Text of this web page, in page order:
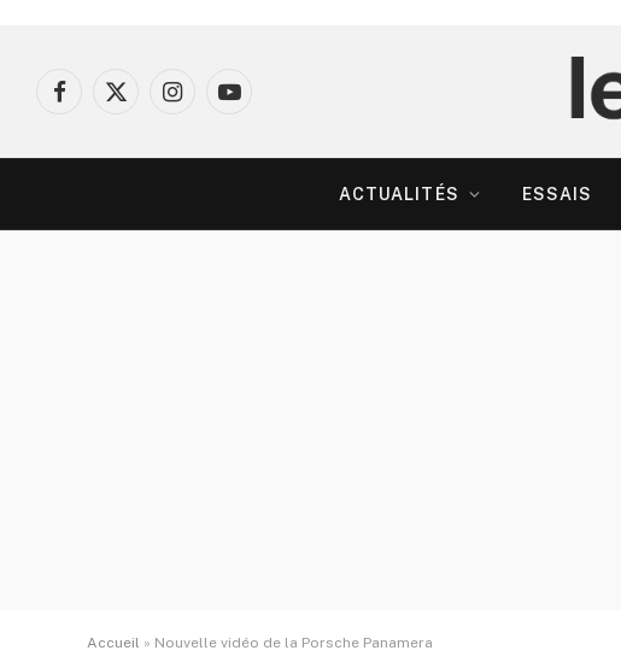
Facebook
X
InstagramYouTube
ACTUALITÉS ESSAIS
Accueil » Nouvelle vidéo de la Porsche Panamera